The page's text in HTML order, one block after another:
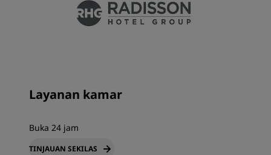
Layanan kamar
Buka 24 jam
TINJAUAN SEKILAS